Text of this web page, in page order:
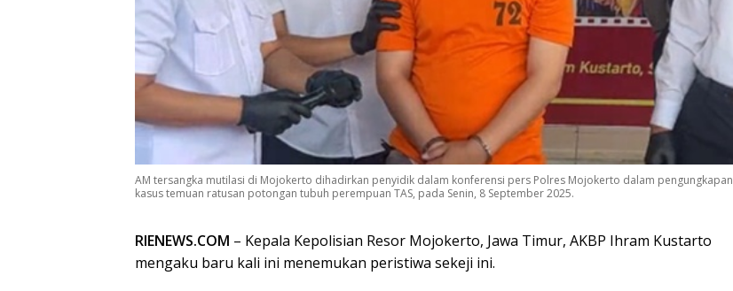
AM tersangka mutilasi di Mojokerto dihadirkan penyidik dalam konferensi pers Polres Mojokerto dalam pengungkapan
kasus temuan ratusan potongan tubuh perempuan TAS, pada Senin, 8 September 2025.
RIENEWS.COM – Kepala Kepolisian Resor Mojokerto, Jawa Timur, AKBP Ihram Kustarto
mengaku baru kali ini menemukan peristiwa sekeji ini.